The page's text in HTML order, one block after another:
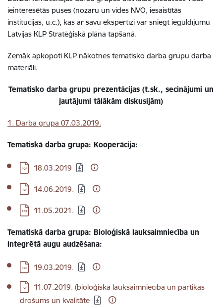
ieinteresētās puses (nozaru un vides NVO, iesaistītās
institūcijas, u.c.), kas ar savu ekspertīzi var sniegt ieguldījumu
Latvijas KLP Stratēģiskā plāna tapšanā.
Zemāk apkopoti KLP nākotnes tematisko darba grupu darba
materiāli.
Tematisko darba grupu prezentācijas (t.sk., secinājumi un
jautājumi tālākām diskusijām)
1. Darba grupa 07.03.2019.
Tematiskā darba grupa: Kooperācija:
Lejupielādēt:
18.03.2019
Lejupielādēt:
14.06.2019.
Lejupielādēt:
11.05.2021.
Tematiskā darba grupa: Bioloģiskā lauksaimniecība un
integrētā augu audzēšana:
Lejupielādēt:
19.03.2019.
Lejupielādēt:
11.07.2019. (bioloģiskā lauksaimniecība un pārtikas
drošums un kvalitāte